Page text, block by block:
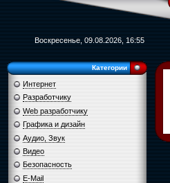
Воскресенье, 09.08.2026, 16:55
Категории
Интернет
Разработчику
Web разработчику
Графика и дизайн
Аудио, Звук
Видео
Безопасность
E-Mail